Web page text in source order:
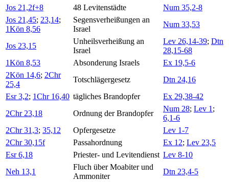
Jos 21,2f+8
48 Levitenstädte
Num 35,2-8
Jos 21,45; 23,14;
1Kön 8,56
Segensverheißungen an
Israel
Num 33,53
Jos 23,15
Unheilsverheißung an
Israel
Lev 26,14-39; Dtn
28,15-68
1Kön 8,53
Absonderung Israels
Ex 19,5-6
2Kön 14,6; 2Chr
25,4
Totschlägergesetz
Dtn 24,16
Esr 3,2; 1Chr 16,40 tägliches Brandopfer
Ex 29,38-42
2Chr 23,18
Ordnung der Brandopfer
Num 28; Lev 1 ;
6,1-6
2Chr 31,3; 35,12 Opfergesetze
Lev 1-7
2Chr 30,15f
Passahordnung Ex 12; Lev 23,5
Esr 6,18
Priester- und Levitendienst Lev 8-10
Neh 13,1
Fluch über Moabiter und
Ammoniter
Dtn 23,4-5